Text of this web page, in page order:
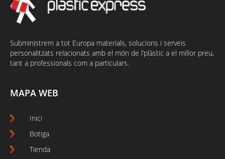
Subministrem a tot Europa materials, solucions i serveis
personalitzats relacionats amb el món de l’plàstic a el millor preu,
tant a professionals com a particulars.
MAPA WEB
Inici
Botiga
Tienda